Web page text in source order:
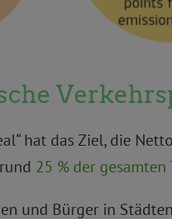
hat das Ziel, die
25 % der gesamten
und Bürger in